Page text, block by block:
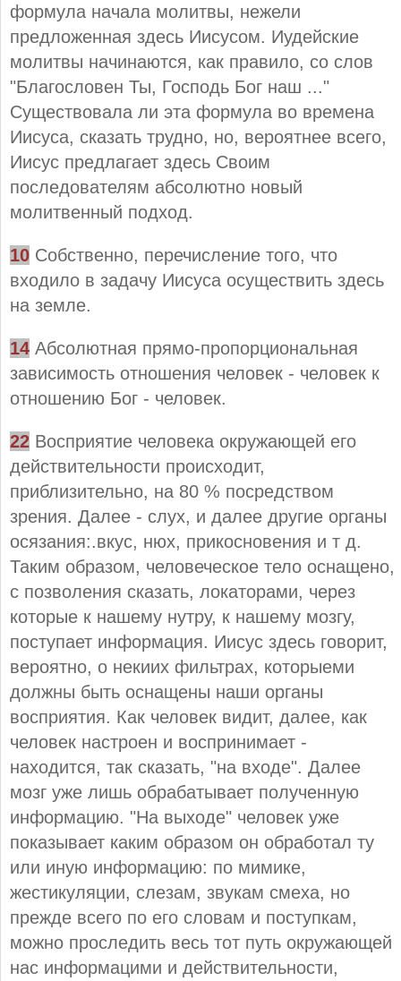
формула начала молитвы, нежели
предложенная здесь Иисусом. Иудейские
молитвы начинаются, как правило, со слов
"Благословен Ты, Господь Бог наш ..."
Существовала ли эта формула во времена
Иисуса, сказать трудно, но, вероятнее всего,
Иисус предлагает здесь Своим
последователям абсолютно новый
молитвенный подход.
10 Собственно, перечисление того, что
входило в задачу Иисуса осуществить здесь
на земле.
14 Абсолютная прямо-пропорциональная
зависимость отношения человек - человек к
отношению Бог - человек.
22 Восприятие человека окружающей его
действительности происходит,
приблизительно, на 80 % посредством
зрения. Далее - слух, и далее другие органы
осязания:.вкус, нюх, прикосновения и т д.
Таким образом, человеческое тело оснащено,
с позволения сказать, локаторами, через
которые к нашему нутру, к нашему мозгу,
поступает информация. Иисус здесь говорит,
вероятно, о некиих фильтрах, которыеми
должны быть оснащены наши органы
восприятия. Как человек видит, далее, как
человек настроен и воспринимает -
находится, так сказать, "на входе". Далее
мозг уже лишь обрабатывает полученную
информацию. "На выходе" человек уже
показывает каким образом он обработал ту
или иную информацию: по мимике,
жестикуляции, слезам, звукам смеха, но
прежде всего по его словам и поступкам,
можно проследить весь тот путь окружающей
нас информацими и действительности,